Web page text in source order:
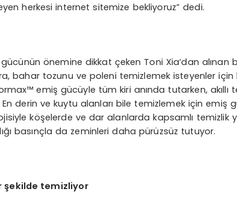
herkesi internet sitemize bekliyoruz” dedi.
önemine dikkat çeken Toni Xia’dan alınan
bahar tozunu ve poleni temizlemek isteyenler
emiş gücüyle tüm kiri anında tutarken, akıllı
En derin ve kuytu alanları bile temizlemek için emiş
köşelerde ve dar alanlarda kapsamlı temizlik
basınçla da zeminleri daha pürüzsüz tutuyor.
şekilde temizliyor